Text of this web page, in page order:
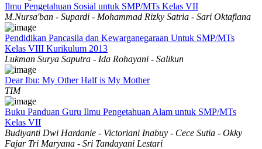
Ilmu Pengetahuan Sosial untuk SMP/MTs Kelas VII
M.Nursa'ban - Supardi - Mohammad Rizky Satria - Sari Oktafiana
Pendidikan Pancasila dan Kewarganegaraan Untuk SMP/MTs
Kelas VIII Kurikulum 2013
Lukman Surya Saputra - Ida Rohayani - Salikun
Dear Ibu: My Other Half is My Mother
TIM
Buku Panduan Guru Ilmu Pengetahuan Alam untuk SMP/MTs
Kelas VII
Budiyanti Dwi Hardanie - Victoriani Inabuy - Cece Sutia - Okky
Fajar Tri Maryana - Sri Tandayani Lestari